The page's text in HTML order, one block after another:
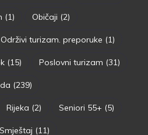
(1) Običaji (2)
Održivi turizam. preporuke (1)
(15) Poslovni turizam (31)
(239)
Rijeka (2) Seniori 55+ (5)
Smještaj (11)